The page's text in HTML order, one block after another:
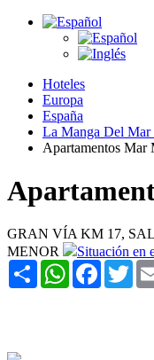
Hoteles
Europa
España
La Manga Del Mar
Apartamentos Mar
GRAN VÍA KM 17,
MENOR
Situación en
Share WhatsApp